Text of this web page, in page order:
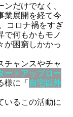
だけでなく、
業展開を経て今
コロナ禍をすぎ
で何もかもモノ
が困窮しかかっ
チャンスやチャ
ートアップロー
様に「自宅以外
いるこの活動に